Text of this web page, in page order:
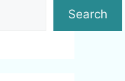
Search